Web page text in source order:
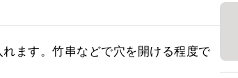
ます。竹串などで穴を開ける程度で